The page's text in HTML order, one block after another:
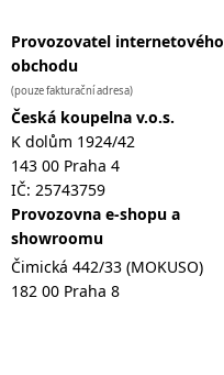
Provozovatel internetového
obchodu
(pouze fakturační adresa)
Česká koupelna v.o.s.
K dolům 1924/42
143 00 Praha 4
IČ: 25743759
Provozovna e-shopu a
showroomu
Čimická 442/33 (MOKUSO)
182 00 Praha 8